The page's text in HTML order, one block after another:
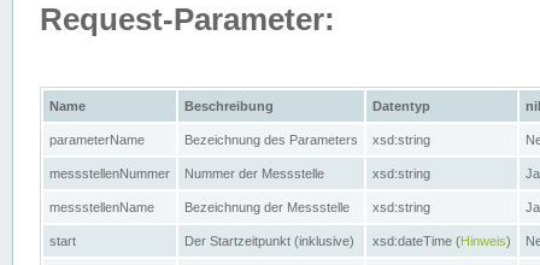
Request-Parameter:
Name Beschreibung Datentyp nil
parameterName Bezeichnung des Parameters xsd:string
messstellenNummer Nummer der Messstelle xsd:string Ja
messstellenName Bezeichnung der Messstelle xsd:string Ja
start Der Startzeitpunkt (inklusive) xsd:dateTime (Hinweis)